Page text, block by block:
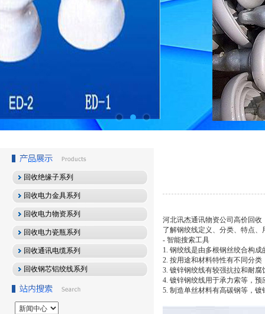
回收绝缘子系列
回收电力金具系列
回收电力物资系列
回收电力瓷瓶系列
回收通讯电缆系列
回收钢芯铝绞线系列
河北讯杰通讯物资公司高价回
了解钢绞线定义、分类、特点
- 智能搜索工具
1. 钢绞线是由多根钢丝绞合构
2. 按用途和材料特性有不同分类
3. 镀锌钢绞线有较强抗拉和耐
4. 镀锌钢绞线用于承力索等，
5. 制造单丝材料有高碳钢等，